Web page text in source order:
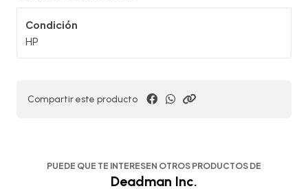
Condición
HP
Compartir este producto
PUEDE QUE TE INTERESEN OTROS PRODUCTOS DE
Deadman Inc.